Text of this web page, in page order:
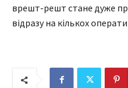
врешт-решт стане дуже
відразу на кількох